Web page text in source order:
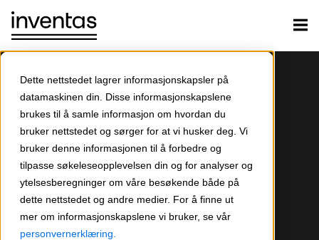
Dette nettstedet lagrer informasjonskapsler på
datamaskinen din. Disse informasjonskapslene
brukes til å samle informasjon om hvordan du
bruker nettstedet og sørger for at vi husker deg. Vi
bruker denne informasjonen til å forbedre og
tilpasse søkeleseopplevelsen din og for analyser og
ytelsesberegninger om våre besøkende både på
dette nettstedet og andre medier. For å finne ut
mer om informasjonskapslene vi bruker, se vår
personvernerklæring.